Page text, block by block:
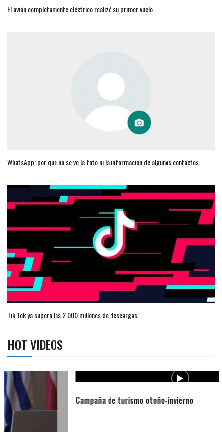
El avión completamente eléctrico realizó su primer vuelo
WhatsApp: por qué no se ve la foto ni la información de algunos contactos
Tik Tok ya superó las 2.000 millones de descargas
HOT VIDEOS
Campaña de turismo otoño-invierno